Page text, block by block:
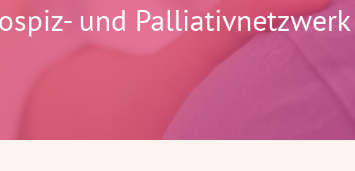
und Palliativnetzwerk